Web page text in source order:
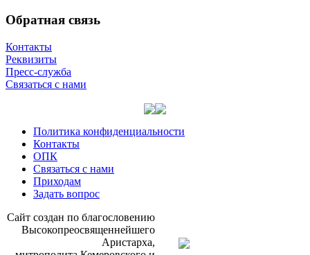
Обратная связь
Контакты
Реквизиты
Пресс-служба
Связаться с нами
Политика конфиденциальности
Контакты
ОПК
Связаться с нами
Приходам
Задать вопрос
Сайт со­здан по бла­го­сло­ве­нию
Вы­со­ко­прео­свя­щен­ней­ше­го
Ари­стар­ха,